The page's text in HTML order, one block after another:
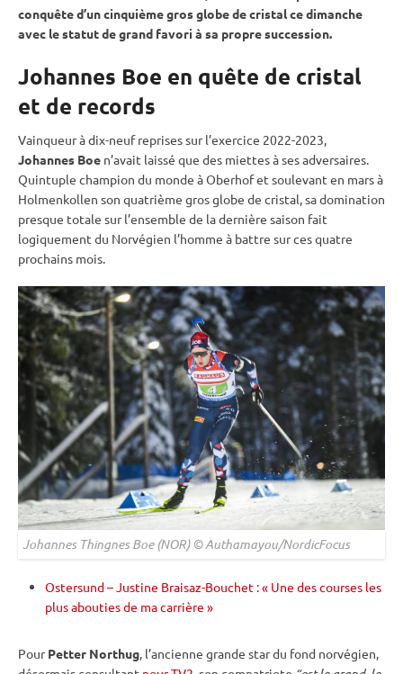
conquête d’un cinquième grosglobe de cristalce dimanche
avec le statut de grand favori à sa propre succession.
Johannes Boe en quête de cristal
et de records
Vainqueur à dix-neuf reprises sur l’exercice 2022-2023,
Johannes Boe n’avait laissé que des miettes à ses adversaires.
Quintuple champion du monde àOberhofet soulevant en mars à
Holmenkollen son quatrième grosglobe de cristal, sa domination
presque totale sur l’ensemble de la dernière saison fait
logiquement du Norvégien l’homme à battre sur ces quatre
prochains mois.
Johannes Thingnes Boe (NOR) © Authamayou/NordicFocus
Ostersund – Justine Braisaz-Bouchet : « Une des courses les
plus abouties de ma carrière »
PourPetter Northug, l’ancienne grande star du fond norvégien,